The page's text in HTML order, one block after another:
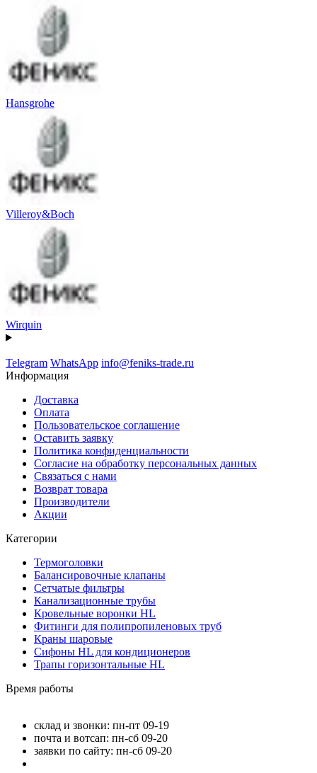
Hansgrohe
Villeroy&Boch
Wirquin
Telegram WhatsApp info@feniks-trade.ru
Информация
Доставка
Оплата
Пользовательское соглашение
Оставить заявку
Политика конфиденциальности
Согласие на обработку персональных данных
Связаться с нами
Возврат товара
Производители
Акции
Категории
Термоголовки
Балансировочные клапаны
Сетчатые фильтры
Канализационные трубы
Кровельные воронки HL
Фитинги для полипропиленовых труб
Краны шаровые
Сифоны HL для кондиционеров
Трапы горизонтальные HL
Время работы
склад и звонки: пн-пт 09-19
почта и вотсап: пн-сб 09-20
заявки по сайту: пн-сб 09-20